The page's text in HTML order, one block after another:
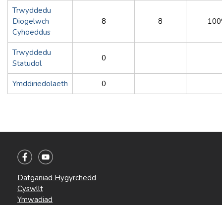
Trwyddedu
Diogelwch
Cyhoeddus
8 8
Trwyddedu
Statudol
0
Ymddiriedolaeth 0
Datganiad Hygyrchedd
Cyswllt
Ymwadiad